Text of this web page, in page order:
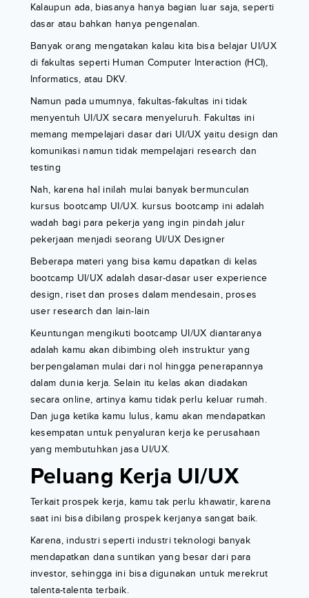
Kalaupun ada, biasanya hanya bagian luar saja, seperti
dasar atau bahkan hanya pengenalan.
Banyak orang mengatakan kalau kita bisa belajar UI/UX
di fakultas seperti Human Computer Interaction (HCI),
Informatics, atau DKV.
Namun pada umumnya, fakultas-fakultas ini tidak
menyentuh UI/UX secara menyeluruh. Fakultas ini
memang mempelajari dasar dari UI/UX yaitu design dan
komunikasi namun tidak mempelajari research dan
testing
Nah, karena hal inilah mulai banyak bermunculan
kursus bootcamp UI/UX. kursus bootcamp ini adalah
wadah bagi para pekerja yang ingin pindah jalur
pekerjaan menjadi seorang UI/UX Designer
Beberapa materi yang bisa kamu dapatkan di kelas
bootcamp UI/UX adalah dasar-dasar user experience
design, riset dan proses dalam mendesain, proses
user research dan lain-lain
Keuntungan mengikuti bootcamp UI/UX diantaranya
adalah kamu akan dibimbing oleh instruktur yang
berpengalaman mulai dari nol hingga penerapannya
dalam dunia kerja. Selain itu kelas akan diadakan
secara online, artinya kamu tidak perlu keluar rumah.
Dan juga ketika kamu lulus, kamu akan mendapatkan
kesempatan untuk penyaluran kerja ke perusahaan
yang membutuhkan jasa UI/UX.
Peluang Kerja UI/UX
Terkait prospek kerja, kamu tak perlu khawatir, karena
saat ini bisa dibilang prospek kerjanya sangat baik.
Karena, industri seperti industri teknologi banyak
mendapatkan dana suntikan yang besar dari para
investor, sehingga ini bisa digunakan untuk merekrut
talenta-talenta terbaik.